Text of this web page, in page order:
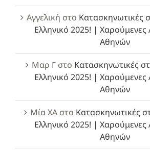
Αγγελική στο Κατασκηνωτικές
Ελληνικό 2025! | Χαρούμενες
Αθηνών
Μαρ Γστο Κατασκηνωτικές
Ελληνικό 2025! | Χαρούμενες
Αθηνών
Μία ΧΑστο Κατασκηνωτικές
Ελληνικό 2025! | Χαρούμενες
Αθηνών